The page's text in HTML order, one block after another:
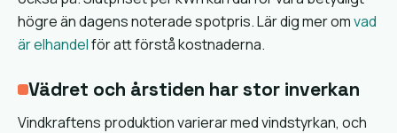
högre än dagens noterade spotpris. Lär dig mer omvad
är elhandelför att förstå kostnaderna.
Vädret och årstiden har stor inverkan
Vindkraftens produktion varierar med vindstyrkan, och